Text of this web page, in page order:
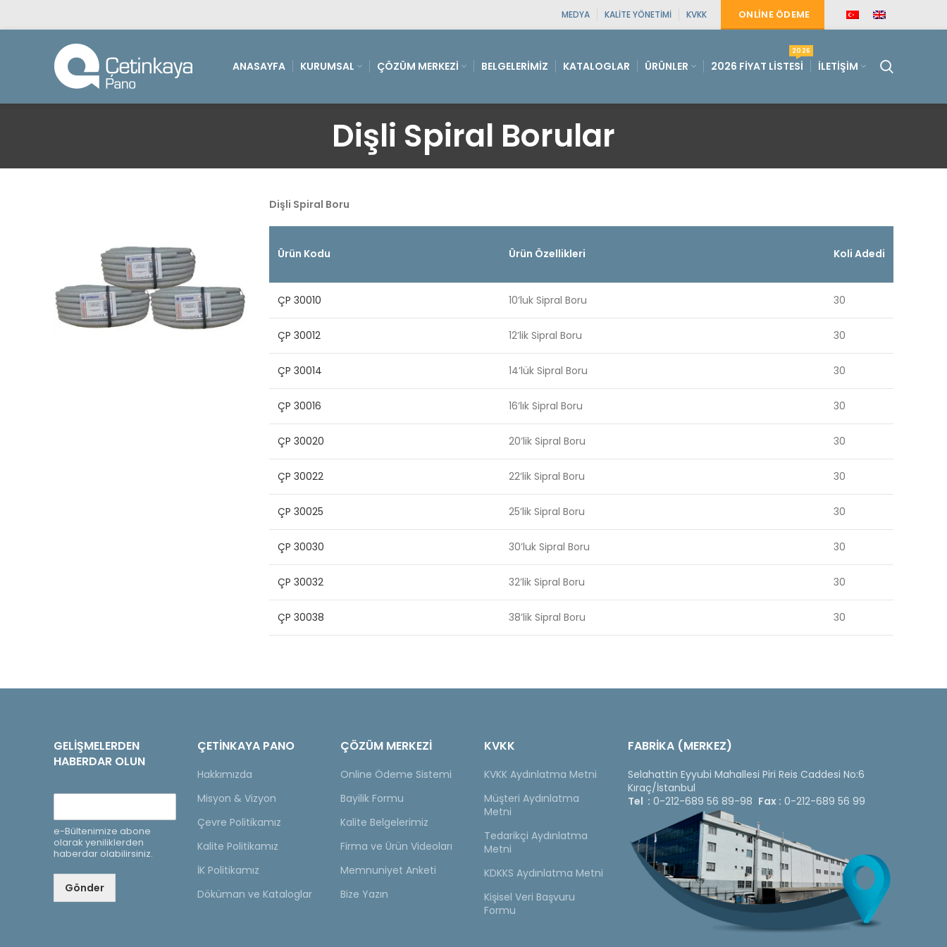
MEDYA KALITE YÖNETIMI KVKK ONLINE ÖDEME
ANASAYFA KURUMSAL ÇÖZÜM MERKEZI BELGELERIMIZ KATALOGLAR ÜRÜNLER 2026 FIYAT LISTESI
2026
İLETIŞIM
Dişli Spiral Borular
Dişli Spiral Boru
Ürün Kodu Ürün Özellikleri Koli Adedi
ÇP 30010 10’luk Sipral Boru 30
ÇP 30012 12’lik Sipral Boru 30
ÇP 30014 14’lük Sipral Boru 30
ÇP 30016 16’lık Sipral Boru 30
ÇP 30020 20’lik Sipral Boru 30
ÇP 30022 22’lik Sipral Boru 30
ÇP 30025 25’lik Sipral Boru 30
ÇP 30030 30’luk Sipral Boru 30
ÇP 30032 32’lik Sipral Boru 30
ÇP 30038 38’lik Sipral Boru 30
GELIŞMELERDEN
HABERDAR OLUN
e-Bültenimize abone
olarak yeniliklerden
haberdar olabilirsiniz.
Gönder
ÇETINKAYA PANO
Hakkımızda
Misyon & Vizyon
Çevre Politikamız
Kalite Politikamız
İK Politikamız
Döküman ve Kataloglar
ÇÖZÜM MERKEZİ
Online Ödeme Sistemi
Bayilik Formu
Kalite Belgelerimiz
Firma ve Ürün Videoları
Memnuniyet Anketi
Bize Yazın
KVKK
KVKK Aydınlatma Metni
Müşteri Aydınlatma
Metni
Tedarikçi Aydınlatma
Metni
KDKKS Aydınlatma Metni
Kişisel Veri Başvuru
Formu
FABRİKA (MERKEZ)
Selahattin Eyyubi Mahallesi Piri Reis Caddesi No:6
Kıraç/İstanbul
Tel : 0-212-689 56 89-98 Fax : 0-212-689 56 99